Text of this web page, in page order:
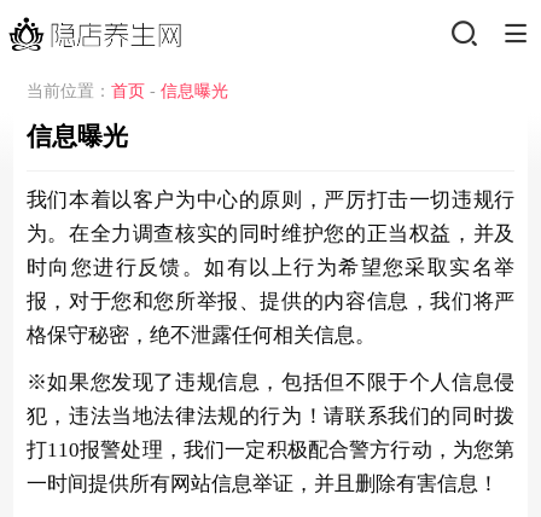
当前位置： 首页- 信息曝光
信息曝光
我们本着以客户为中心的原则，严厉打击一切违规行
为。在全力调查核实的同时维护您的正当权益，并及
时向您进行反馈。如有以上行为希望您采取实名举
报，对于您和您所举报、提供的内容信息，我们将严
格保守秘密，绝不泄露任何相关信息。
※如果您发现了违规信息，包括但不限于个人信息侵
犯，违法当地法律法规的行为！请联系我们的同时拨
打110报警处理，我们一定积极配合警方行动，为您第
一时间提供所有网站信息举证，并且删除有害信息！